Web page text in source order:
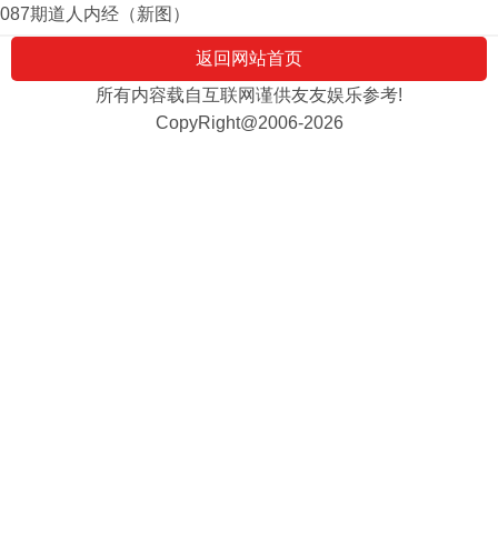
087期道人内经（新图）
返回网站首页
所有内容载自互联网谨供友友娱乐参考!
CopyRight@2006-2026